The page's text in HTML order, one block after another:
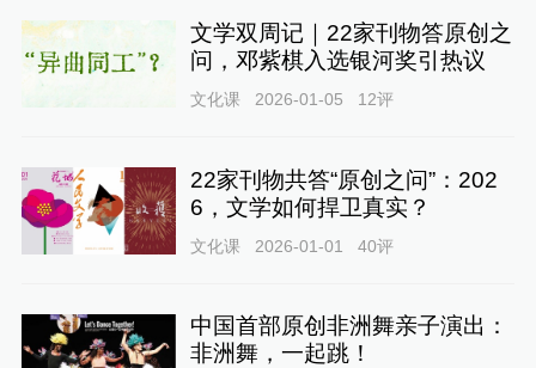
文学双周记｜22家刊物答原创之
问，邓紫棋入选银河奖引热议
文化课 2026-01-05 12评
22家刊物共答“原创之问”：202
6，文学如何捍卫真实？
文化课 2026-01-01 40评
中国首部原创非洲舞亲子演出：
非洲舞，一起跳！